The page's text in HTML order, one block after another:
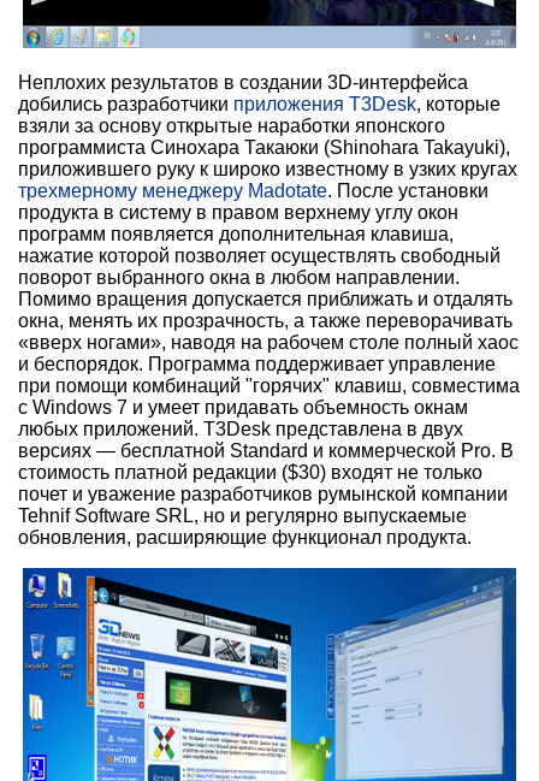
Неплохих результатов в создании 3D-интерфейса
добились разработчики приложения T3Desk, которые
взяли за основу открытые наработки японского
программиста Синохара Такаюки (Shinohara Takayuki),
приложившего руку к широко известному в узких кругах
трехмерному менеджеру Madotate. После установки
продукта в систему в правом верхнему углу окон
программ появляется дополнительная клавиша,
нажатие которой позволяет осуществлять свободный
поворот выбранного окна в любом направлении.
Помимо вращения допускается приближать и отдалять
окна, менять их прозрачность, а также переворачивать
«вверх ногами», наводя на рабочем столе полный хаос
и беспорядок. Программа поддерживает управление
при помощи комбинаций "горячих" клавиш, совместима
с Windows 7 и умеет придавать объемность окнам
любых приложений. T3Desk представлена в двух
версиях — бесплатной Standard и коммерческой Pro. В
стоимость платной редакции ($30) входят не только
почет и уважение разработчиков румынской компании
Tehnif Software SRL, но и регулярно выпускаемые
обновления, расширяющие функционал продукта.